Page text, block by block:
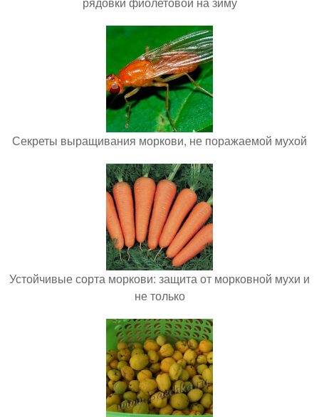
Секреты выращивания моркови, не поражаемой мухой
Устойчивые сорта моркови: защита от морковной мухи и
не только